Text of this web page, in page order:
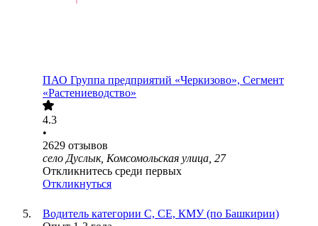
ПАО Группа предприятий «Черкизово», Сегмент
«Растениеводство»
4.3
•
2629 отзывов
село Дуслык, Комсомольская улица, 27
Откликнитесь среди первых
Откликнуться
Водитель категории С, СЕ, КМУ (по Башкирии)